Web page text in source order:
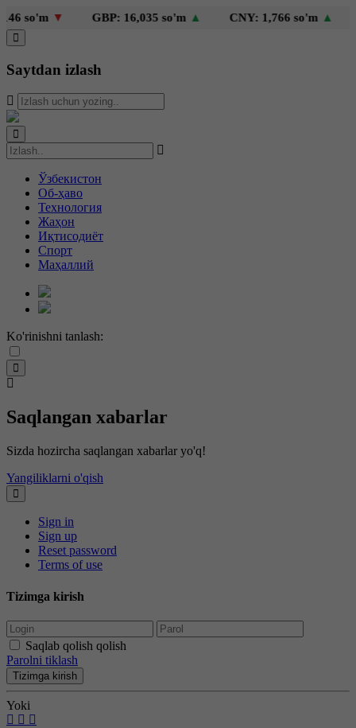
so'm▼ GBP: 16,035 so'm▲ CNY: 1,766 so'm▲
Saytdan izlash
Ўзбекистон
Об-ҳаво
Технология
Жаҳон
Иқтисодиёт
Спорт
Маҳаллий
Ko'rinishni tanlash:
Saqlangan xabarlar
Sizda hozircha saqlangan xabarlar yo'q!
Yangiliklarni o'qish
Sign in
Sign up
Reset password
Terms of use
Tizimga kirish
Saqlab qolish qolish
Parolni tiklash
Tizimga kirish
Yoki